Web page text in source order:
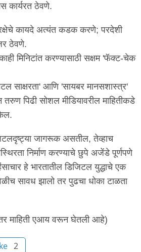
कार्यरत ठेवणे.
कायदे अत्यंत कडक करणे; परदेशी
ठेवणे.
मिनिटांत करण्यासाठी सक्षम 'फॅक्ट-चेक
साक्षरता' आणि 'सायबर मानसशास्त्र'
पिढी सोशल मीडियावरील माहितीकडे
जागरूक असतील, तेव्हाच
निर्माण करण्याचे छुपे अजेंडे पूर्णपणे
हे भारतातील डिजिटल युद्धाचे एक
सावध झालो तर पुढचा धोका टाळता
माहिती एआय वरून घेतली आहे)
2